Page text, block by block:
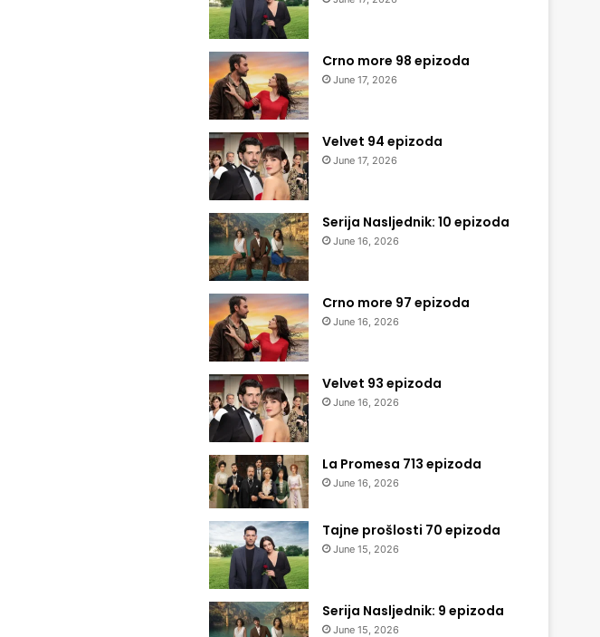
Crno more 98 epizoda
June 17, 2026
Velvet 94 epizoda
June 17, 2026
Serija Nasljednik: 10 epizoda
June 16, 2026
Crno more 97 epizoda
June 16, 2026
Velvet 93 epizoda
June 16, 2026
La Promesa 713 epizoda
June 16, 2026
Tajne prošlosti 70 epizoda
June 15, 2026
Serija Nasljednik: 9 epizoda
June 15, 2026